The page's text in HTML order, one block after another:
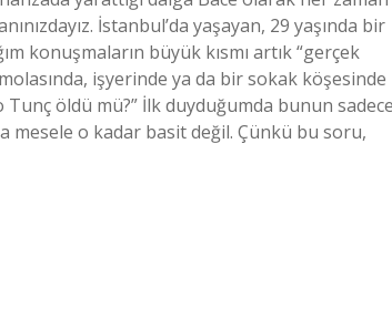
İstanbul’da yaşayan, 29 yaşında bir
konuşmaların büyük kısmı artık “gerçek
işyerinde ya da bir sokak köşesinde
öldü mü?” İlk duyduğumda bunun sadece
mesele o kadar basit değil. Çünkü bu soru,